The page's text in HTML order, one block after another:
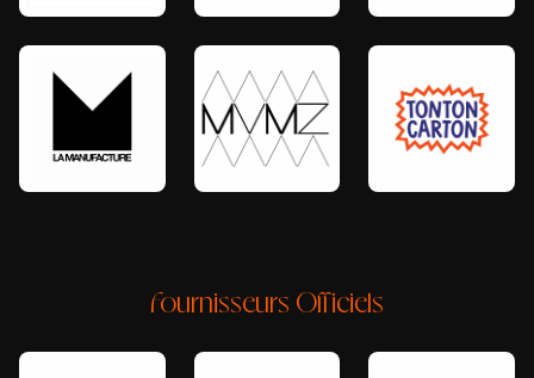
Fournisseurs Officiels